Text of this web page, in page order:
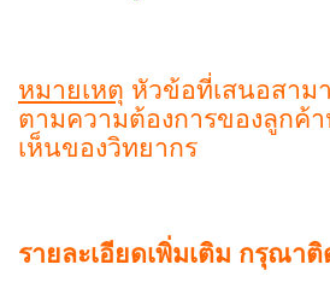
หมายเหตุ หัวข้อที่เสนอสาม
ตามความต้องการของลูกค้
เห็นของวิทยากร
รายละเอียดเพิ่มเติม กรุณา